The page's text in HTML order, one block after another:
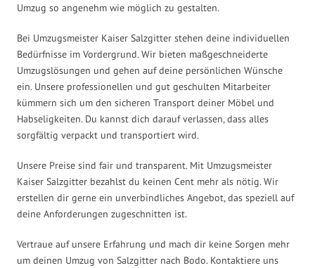
Umzug so angenehm wie möglich zu gestalten.
Bei Umzugsmeister Kaiser Salzgitter stehen deine individuellen
Bedürfnisse im Vordergrund. Wir bieten maßgeschneiderte
Umzugslösungen und gehen auf deine persönlichen Wünsche
ein. Unsere professionellen und gut geschulten Mitarbeiter
kümmern sich um den sicheren Transport deiner Möbel und
Habseligkeiten. Du kannst dich darauf verlassen, dass alles
sorgfältig verpackt und transportiert wird.
Unsere Preise sind fair und transparent. Mit Umzugsmeister
Kaiser Salzgitter bezahlst du keinen Cent mehr als nötig. Wir
erstellen dir gerne ein unverbindliches Angebot, das speziell auf
deine Anforderungen zugeschnitten ist.
Vertraue auf unsere Erfahrung und mach dir keine Sorgen mehr
um deinen Umzug von Salzgitter nach Bodo. Kontaktiere uns